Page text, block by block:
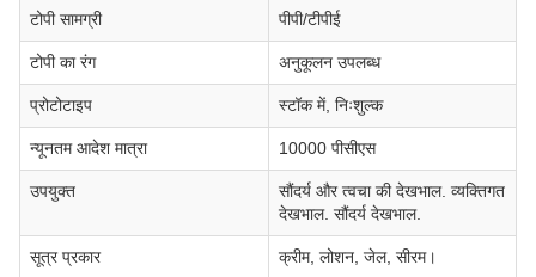
टोपी सामग्री पीपी/टीपीई
टोपी का रंग अनुकूलन उपलब्ध
प्रोटोटाइप स्टॉक में, निःशुल्क
न्यूनतम आदेश मात्रा 10000 पीसीएस
उपयुक्त
सौंदर्य और त्वचा की देखभाल. व्यक्तिगत
देखभाल. सौंदर्य देखभाल.
सूत्र प्रकार क्रीम, लोशन, जेल, सीरम।